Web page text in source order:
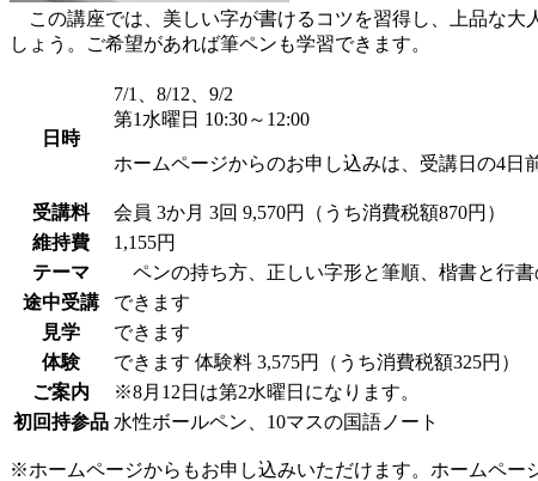
この講座では、美しい字が書けるコツを習得し、上品な大
しょう。ご希望があれば筆ペンも学習できます。
日時
7/1、8/12、9/2
第1水曜日 10:30～12:00
ホームページからのお申し込みは、受講日の4日
受講料 会員 3か月 3回 9,570円（うち消費税額870円）
維持費
1,155円
テーマ
ペンの持ち方、正しい字形と筆順、楷書と行
途中受講
できます
見学
できます
体験
できます 体験料 3,575円（うち消費税額325円）
ご案内
※8月12日は第2水曜日になります。
初回持参品 水性ボールペン、10マスの国語ノート
※ホームページからもお申し込みいただけます。ホームペ